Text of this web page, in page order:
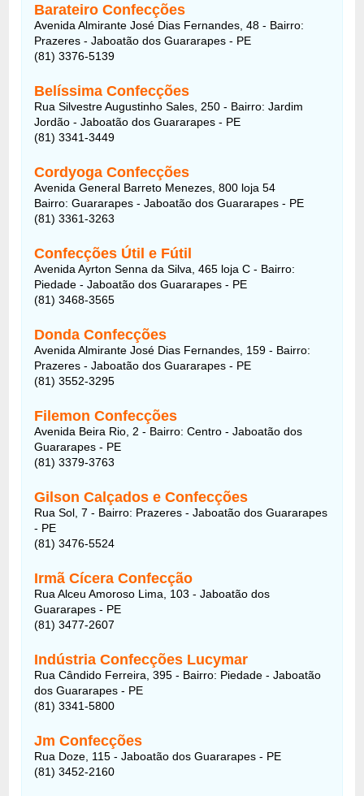
Barateiro Confecções
Avenida Almirante José Dias Fernandes, 48 - Bairro:
Prazeres - Jaboatão dos Guararapes - PE
(81) 3376-5139
Belíssima Confecções
Rua Silvestre Augustinho Sales, 250 - Bairro: Jardim
Jordão - Jaboatão dos Guararapes - PE
(81) 3341-3449
Cordyoga Confecções
Avenida General Barreto Menezes, 800 loja 54
Bairro: Guararapes - Jaboatão dos Guararapes - PE
(81) 3361-3263
Confecções Útil e Fútil
Avenida Ayrton Senna da Silva, 465 loja C - Bairro:
Piedade - Jaboatão dos Guararapes - PE
(81) 3468-3565
Donda Confecções
Avenida Almirante José Dias Fernandes, 159 - Bairro:
Prazeres - Jaboatão dos Guararapes - PE
(81) 3552-3295
Filemon Confecções
Avenida Beira Rio, 2 - Bairro: Centro - Jaboatão dos
Guararapes - PE
(81) 3379-3763
Gilson Calçados e Confecções
Rua Sol, 7 - Bairro: Prazeres - Jaboatão dos Guararapes
- PE
(81) 3476-5524
Irmã Cícera Confecção
Rua Alceu Amoroso Lima, 103 - Jaboatão dos
Guararapes - PE
(81) 3477-2607
Indústria Confecções Lucymar
Rua Cândido Ferreira, 395 - Bairro: Piedade - Jaboatão
dos Guararapes - PE
(81) 3341-5800
Jm Confecções
Rua Doze, 115 - Jaboatão dos Guararapes - PE
(81) 3452-2160